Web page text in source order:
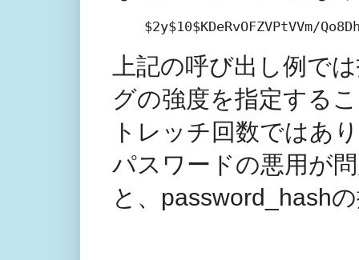
$2y$10$KDeRvOFZVPtVVm/
上記の呼び出し例で
グの強度を指定する
トレッチ回数ではあ
パスワードの悪用が
と、password_hash